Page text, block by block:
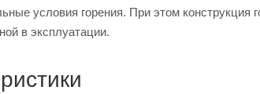
условия горения. При этом конструкция
в эксплуатации.